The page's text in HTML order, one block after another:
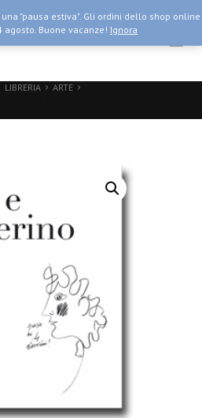
"pausa estiva". Gli ordini dello shop online
Buone vacanze! Ignora
LIBRERIA
ARTE